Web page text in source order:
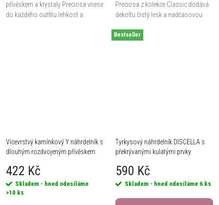
přívěskem a krystaly Preciosa vnese
do každého outfitu lehkost a
Preciosa z kolekce Classic dodává
dekoltu čistý lesk a nadčasovou
jediným krystalem působí decentně,
Vícevrstvý kamínkový Y náhrdelník s
dlouhým rozdvojeným přívěskem
422 Kč
Skladem - hned odesíláme
>10 ks
Bestseller
Tyrkysový náhrdelník DISCELLA s
překrývanými kulatými prvky
590 Kč
Skladem - hned odesíláme 6 ks